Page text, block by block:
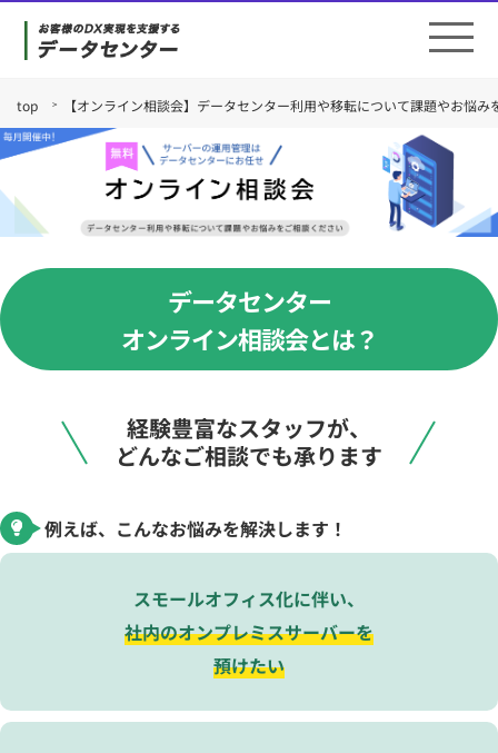
top 【オンライン相談会】データセンター利用や移転について課題やお悩み
データセンター
オンライン相談会とは？
経験豊富なスタッフが、
どんなご相談でも承ります
例えば、こんなお悩みを解決します！
スモールオフィス化に伴い、
社内のオンプレミスサーバーを
預けたい